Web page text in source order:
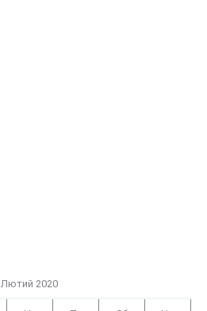
Лютий 2020